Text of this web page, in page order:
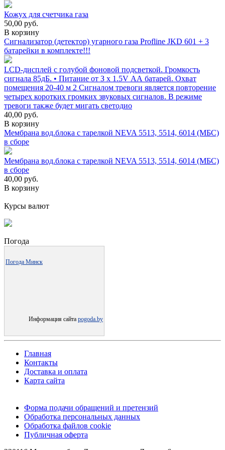
Кожух для счетчика газа
50,00 руб.
В корзину
Сигнализатор (детектор) угарного газа Profline JKD 601 + 3
батарейки в комплекте!!!
LСD-дисплей с голубой фоновой подсветкой. Громкость
сигнала 85дБ. • Питание от З х 1.5V АА батарей. Охват
помещения 20-40 м 2 Сигналом тревоги является повторение
четырех коротких громких звуковых сигналов. В режиме
тревоги также будет мигать светодио
40,00 руб.
В корзину
Мембрана вод.блока с тарелкой NEVA 5513, 5514, 6014 (МБС)
в сборе
Мембрана вод.блока с тарелкой NEVA 5513, 5514, 6014 (МБС)
в сборе
40,00 руб.
В корзину
Курсы валют
Погода
Погода Минск
Информация сайта pogoda.by
Главная
Контакты
Доставка и оплата
Карта сайта
Форма подачи обращений и претензий
Обработка персональных данных
Обработка файлов cookie
Публичная оферта